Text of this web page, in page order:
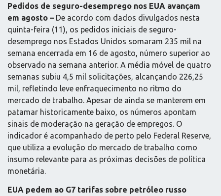
Pedidos de seguro-desemprego nos EUA avançam
em agosto – De acordo com dados divulgados nesta
quinta-feira (11), os pedidos iniciais de seguro-
desemprego nos Estados Unidos somaram 235 mil na
semana encerrada em 16 de agosto, número superior ao
observado na semana anterior. A média móvel de quatro
semanas subiu 4,5 mil solicitações, alcançando 226,25
mil, refletindo leve enfraquecimento no ritmo do
mercado de trabalho. Apesar de ainda se manterem em
patamar historicamente baixo, os números apontam
sinais de moderação na geração de empregos. O
indicador é acompanhado de perto pelo Federal Reserve,
que utiliza a evolução do mercado de trabalho como
insumo relevante para as próximas decisões de política
monetária.
EUA pedem ao G7 tarifas sobre petróleo russo